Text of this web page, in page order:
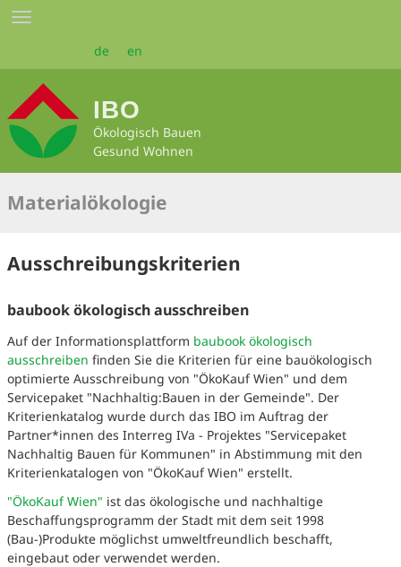
Zum
Seiteninhalt
Toggle
de en
IBO
Ökologisch Bauen
Gesund Wohnen
Materialökologie
Ausschreibungskriterien
baubook ökologisch ausschreiben
Auf der Informationsplattform baubook ökologisch
ausschreiben finden Sie die Kriterien für eine bauökologisch
optimierte Ausschreibung von "ÖkoKauf Wien" und dem
Servicepaket "Nachhaltig:Bauen in der Gemeinde". Der
Kriterienkatalog wurde durch das IBO im Auftrag der
Partner*innen des Interreg IVa - Projektes "Servicepaket
Nachhaltig Bauen für Kommunen" in Abstimmung mit den
Kriterienkatalogen von "ÖkoKauf Wien" erstellt.
"ÖkoKauf Wien" ist das ökologische und nachhaltige
Beschaffungsprogramm der Stadt mit dem seit 1998
(Bau-)Produkte möglichst umweltfreundlich beschafft,
eingebaut oder verwendet werden.